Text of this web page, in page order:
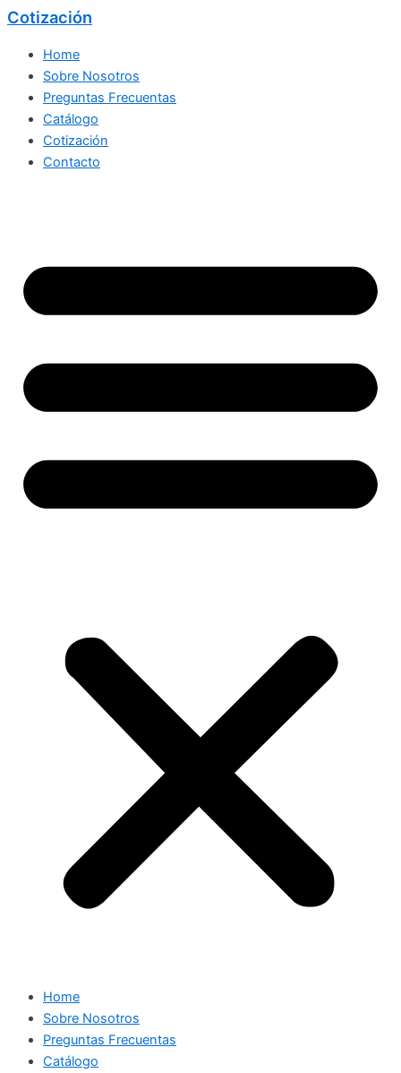
Cotización
Home
Sobre Nosotros
Preguntas Frecuentas
Catálogo
Cotización
Contacto
Home
Sobre Nosotros
Preguntas Frecuentas
Catálogo